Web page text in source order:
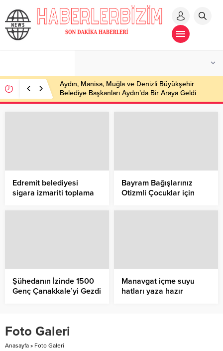
Aydın, Manisa, Muğla ve Denizli Büyükşehir
Belediye Başkanları Aydın’da Bir Araya Geldi
Edremit belediyesi
sigara izmariti toplama
Bayram Bağışlarınız
Otizmli Çocuklar için
Şühedanın İzinde 1500
Genç Çanakkale’yi Gezdi
Manavgat içme suyu
hatları yaza hazır
Foto Galeri
Anasayfa » Foto Galeri